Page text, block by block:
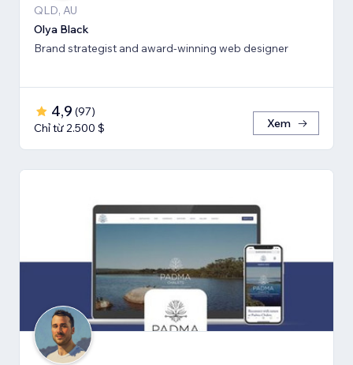
QLD, AU
Olya Black
Brand strategist and award-winning web designer
4,9 (97)
Chỉ từ 2.500 $
Xem